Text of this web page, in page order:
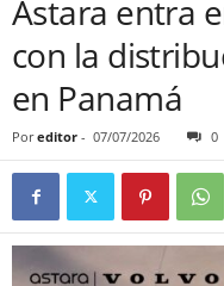
Astara entra
con la
en Panamá
Por editor - 07/07/2026 0